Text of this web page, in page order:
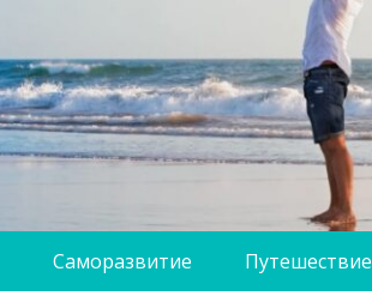
Саморазвитие Путешествие